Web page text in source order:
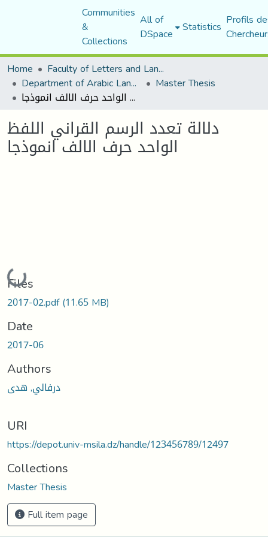
Communities
&
Collections
All of
DSpace Statistics Profils
Home
Faculty of Letters and Languages
Department of Arabic Language and Literature Master Thesis
دلالة تعدد الرسم القراني اللفظ الواحد حرف الالف انموذجا
دلالة تعدد الرسم القراني اللفظ
الواحد حرف الالف انموذجا
Loading...
Files
2017-02.pdf(11.65 MB)
Date
2017-06
Authors
درفالي, هدى
URI
https://depot.univ-msila.dz/handle/123456789/12497
Collections
Master Thesis
Full item page